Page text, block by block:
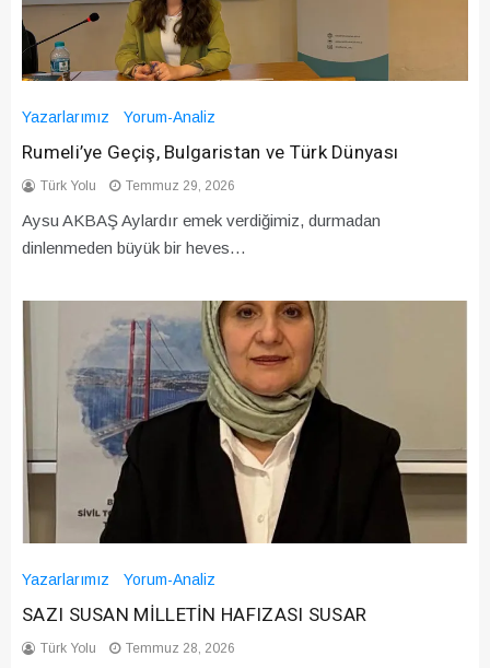
Yazarlarımız Yorum-Analiz
Rumeli’ye Geçiş, Bulgaristan ve Türk Dünyası
Türk Yolu Temmuz 29, 2026
Aysu AKBAŞ Aylardır emek verdiğimiz, durmadan
dinlenmeden büyük bir heves…
Yazarlarımız Yorum-Analiz
SAZI SUSAN MİLLETİN HAFIZASI SUSAR
Türk Yolu Temmuz 28, 2026